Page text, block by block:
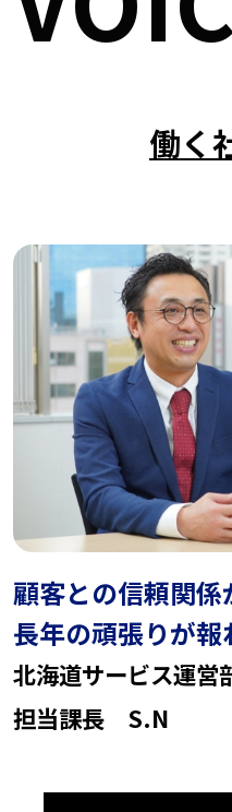
働く
顧客との信頼関係
長年の頑張りが報
北海道サービス運営
担当課長 S.N